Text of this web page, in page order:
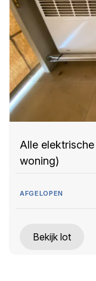
Alle
woning)
AFGELOPEN
Bekijk lot